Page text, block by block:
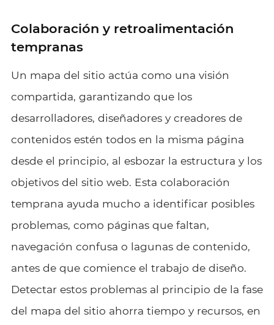
Colaboración y retroalimentación
tempranas
Un mapa del sitio actúa como una visión
compartida, garantizando que los
desarrolladores, diseñadores y creadores de
contenidos estén todos en la misma página
desde el principio, al esbozar la estructura y los
objetivos del sitio web. Esta colaboración
temprana ayuda mucho a identificar posibles
problemas, como páginas que faltan,
navegación confusa o lagunas de contenido,
antes de que comience el trabajo de diseño.
Detectar estos problemas al principio de la fase
del mapa del sitio ahorra tiempo y recursos, en